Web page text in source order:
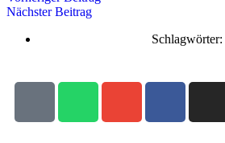
Nächster Beitrag
Schlagwörter: